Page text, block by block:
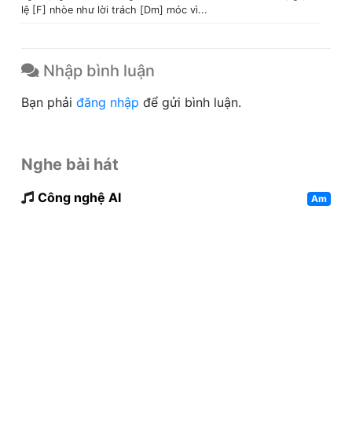
lệ [F] nhòe như lời trách [Dm] móc vì...
Nhập bình luận
Bạn phải đăng nhập để gửi bình luận.
Nghe bài hát
Công nghệ AI Am